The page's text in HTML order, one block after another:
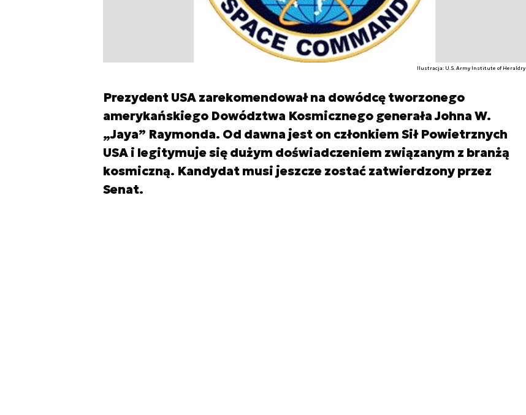
Ilustracja: U.S. Army Institute of Heraldry
Prezydent USA zarekomendował na dowódcę tworzonego
amerykańskiego Dowództwa Kosmicznego generała Johna W.
„Jaya” Raymonda. Od dawna jest on członkiem Sił Powietrznych
USA i legitymuje się dużym doświadczeniem związanym z branżą
kosmiczną. Kandydat musi jeszcze zostać zatwierdzony przez
Senat.